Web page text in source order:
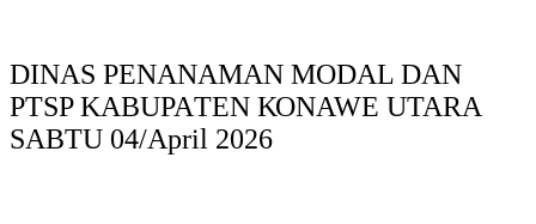
DINAS PΕΝΑΝΑΜAN MODAL DAN
PTSP KABUPAΤΕΝ ΚΟNAWE UTARA
SABTU 04/April 2026